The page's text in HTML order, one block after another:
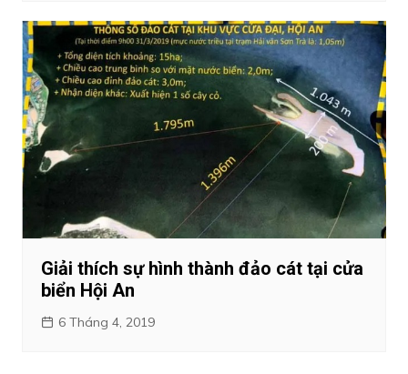
Giải thích sự hình thành đảo cát tại cửa
biển Hội An
6 Tháng 4, 2019